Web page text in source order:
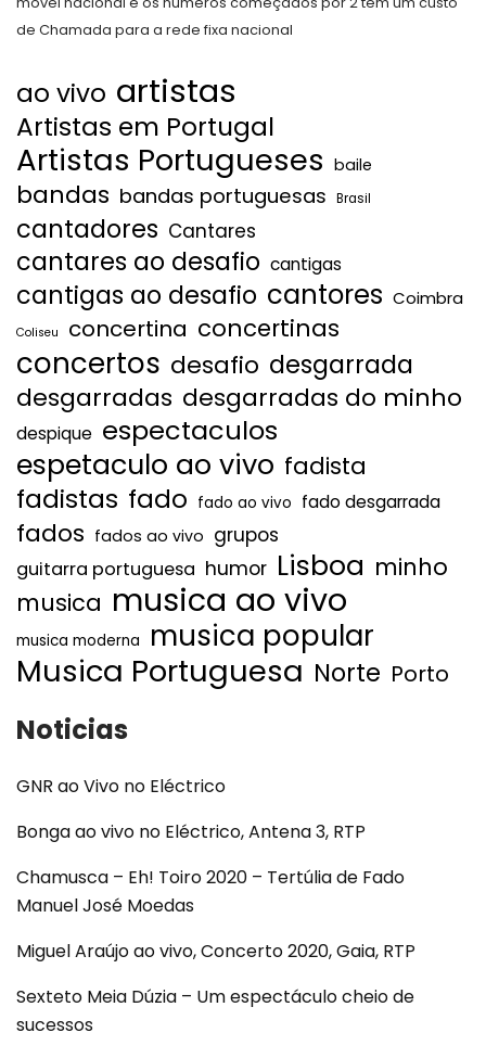
de Chamada para a rede fixa nacional
ao vivo artistas
Artistas em Portugal
Artistas Portugueses baile
bandas bandas portuguesas Brasil
cantadores Cantares
cantares ao desafio cantigas
cantigas ao desafio cantores Coimbra
Coliseu concertina concertinas
concertos desafio desgarrada
desgarradas desgarradas do minho
despique espectaculos
espetaculo ao vivo fadista
fadistas fado fado ao vivo fado desgarrada
fados fados ao vivo grupos
guitarra portuguesa humor Lisboa minho
musica musica ao vivo
musica moderna musica popular
Musica Portuguesa Norte Porto
Noticias
GNR ao Vivo no Eléctrico
Bonga ao vivo no Eléctrico, Antena 3, RTP
Chamusca – Eh! Toiro 2020 – Tertúlia de Fado
Manuel José Moedas
Miguel Araújo ao vivo, Concerto 2020, Gaia, RTP
Sexteto Meia Dúzia – Um espectáculo cheio de
sucessos